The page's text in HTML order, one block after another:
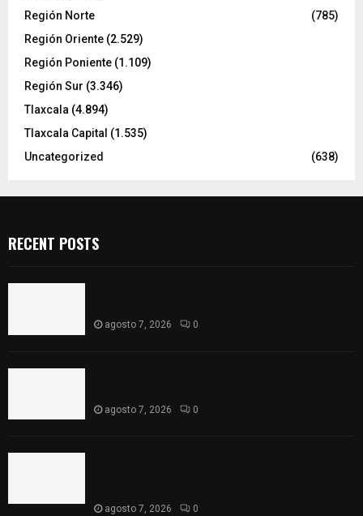
Región Norte
(785)
Región Oriente (2.529)
Región Poniente (1.109)
Región Sur (3.346)
Tlaxcala (4.894)
Tlaxcala Capital (1.535)
Uncategorized
(638)
RECENT POSTS
agosto 7, 2026 0
agosto 7, 2026 0
agosto 7, 2026 0